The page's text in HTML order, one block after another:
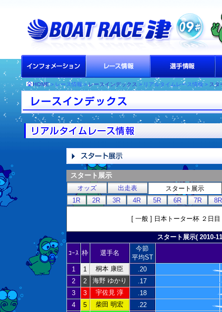
HOME> レース情報 >レースインデックス > リアルタイムレース情報 > スタ
スタート展示
オッズ 出走表
スタート展示
1R
2R 3R 4R 5R 6R 7R 8R
[ 一般 ] 日本トーター杯 ２
スタート展示( 2010-
ｺｰｽ 枠 選手名
今節
平均ST
1
1 桐本 康臣
.20
2
2 海野 ゆかり
.17
3
3 宇佐見 淳
.18
4
5 柴田 明宏
.22